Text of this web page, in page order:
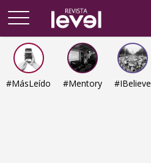
#MásLeído #Mentory #IBelieve